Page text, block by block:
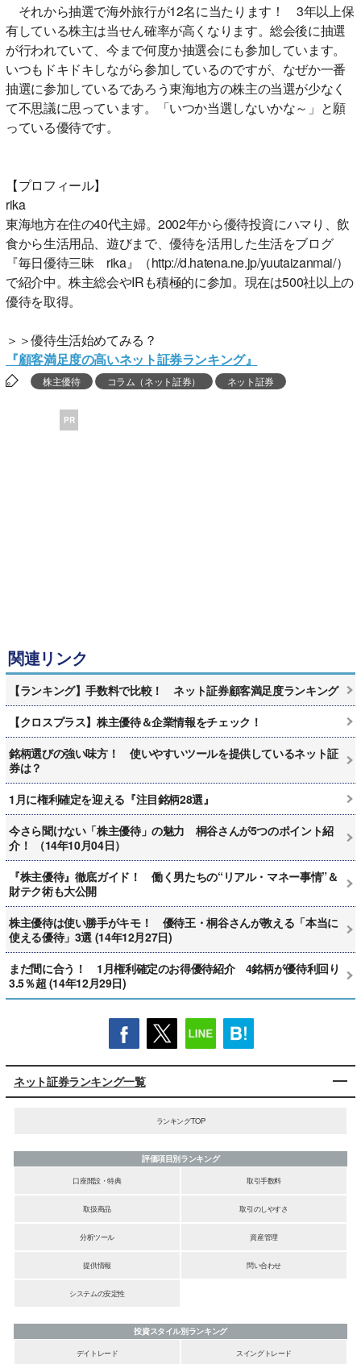
それから抽選で海外旅行が12名に当たります！ 3年以上保
有している株主は当せん確率が高くなります。総会後に抽選
が行われていて、今まで何度か抽選会にも参加しています。
いつもドキドキしながら参加しているのですが、なぜか一番
抽選に参加しているであろう東海地方の株主の当選が少なく
て不思議に思っています。「いつか当選しないかな～」と願
っている優待です。
【プロフィール】
rika
東海地方在住の40代主婦。2002年から優待投資にハマり、飲
食から生活用品、遊びまで、優待を活用した生活をブログ
『毎日優待三昧 rika』（http://d.hatena.ne.jp/yuutaizanmai/）
で紹介中。株主総会やIRも積極的に参加。現在は500社以上の
優待を取得。
＞＞優待生活始めてみる？
『顧客満足度の高いネット証券ランキング』
株主優待 コラム（ネット証券） ネット証券
PR
関連リンク
【ランキング】手数料で比較！ ネット証券顧客満足度ランキング
【クロスプラス】株主優待＆企業情報をチェック！
銘柄選びの強い味方！ 使いやすいツールを提供しているネット証
券は？
1月に権利確定を迎える『注目銘柄28選』
今さら聞けない「株主優待」の魅力 桐谷さんが5つのポイント紹
介！ （14年10月04日）
『株主優待』徹底ガイド！ 働く男たちの“リアル・マネー事情”＆
財テク術も大公開
株主優待は使い勝手がキモ！ 優待王・桐谷さんが教える「本当に
使える優待」3選 (14年12月27日)
まだ間に合う！ 1月権利確定のお得優待紹介 4銘柄が優待利回り
3.5％超 (14年12月29日)
ネット証券ランキング一覧
ランキングTOP
評価項目別ランキング
口座開設・特典
取引手数料
取扱商品 取引のしやすさ
分析ツール 資産管理
提供情報 問い合わせ
システムの安定性
投資スタイル別ランキング
デイトレード
スイングトレード